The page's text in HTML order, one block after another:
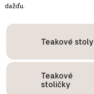
dažďu.
Teakové stoly
Teakové
stoličky